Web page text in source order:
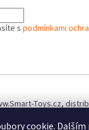
cookie.
s podmínkami
Toys.cz,